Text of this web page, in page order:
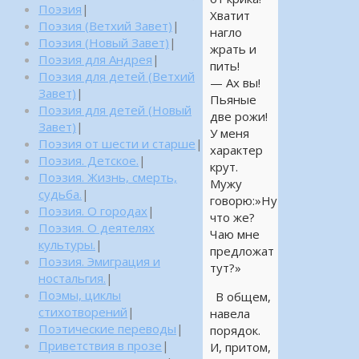
Хватит
нагло
жрать и
пить!
— Ах вы!
Пьяные
две рожи!
У меня
характер
крут.
Мужу
говорю:»Ну
что же?
Чаю мне
предложат
тут?»
В общем,
навела
порядок.
И, притом,
Поэзия |
Поэзия (Ветхий Завет) |
Поэзия (Новый Завет) |
Поэзия для Андрея |
Поэзия для детей (Ветхий
Завет) |
Поэзия для детей (Новый
Завет) |
Поэзия от шести и старше |
Поэзия. Детское. |
Поэзия. Жизнь, смерть,
судьба. |
Поэзия. О городах |
Поэзия. О деятелях
культуры. |
Поэзия. Эмиграция и
ностальгия. |
Поэмы, циклы
стихотворений |
Поэтические переводы |
Приветствия в прозе |